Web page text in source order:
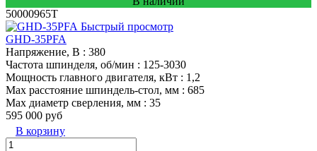
50000965T
Быстрый просмотр
GHD-35PFA
Напряжение, В : 380
Частота шпинделя, об/мин : 125-3030
Мощность главного двигателя, кВт : 1,2
Max расстояние шпиндель-стол, мм : 685
Max диаметр сверления, мм : 35
595 000 руб
В корзину